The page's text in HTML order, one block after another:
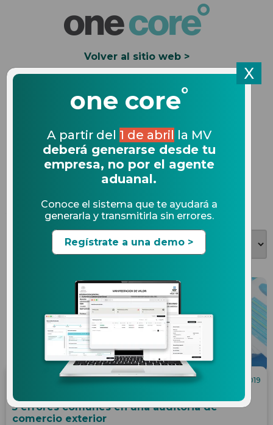
Volver al sitio web >
Solicita una Demo
Multas en comercio
exterior
Artículos más recientes
18.04.2019
5 errores comunes en una auditoria de
comercio exterior
X
one core°
A partir del 1 de abril la MV
deberá generarse desde tu
empresa, no por el agente
aduanal.
Conoce el sistema que te ayudará a
generarla y transmitirla sin errores.
Regístrate a una demo >